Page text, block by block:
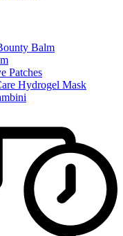
Balm
Patches
Hydrogel Mask